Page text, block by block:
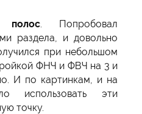
полос . Попробовал
раздела, и довольно
при небольшом
ФНЧ и ФВЧ на 3 и
И по картинкам, и на
использовать эти
точку.